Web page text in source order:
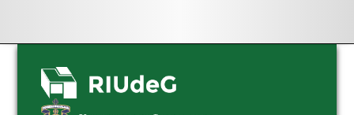
Skip
navigation